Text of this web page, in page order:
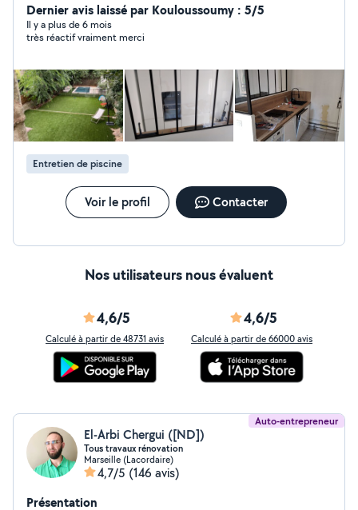
éventuelles. N'hésitez pas à me téléphoner
Dernier avis laissé par Kouloussoumy : 5/5
Il y a plus de 6 mois
très réactif vraiment merci
Entretien de piscine
Voir le profil Contacter
Nos utilisateurs nous évaluent
4,6/5
Calculé à partir de 48731 avis
4,6/5
Calculé à partir de 66000 avis
Auto-entrepreneur
El-Arbi Chergui ([ND])
Tous travaux rénovation
Marseille (Lacordaire)
4,7/5 (146 avis)
Présentation